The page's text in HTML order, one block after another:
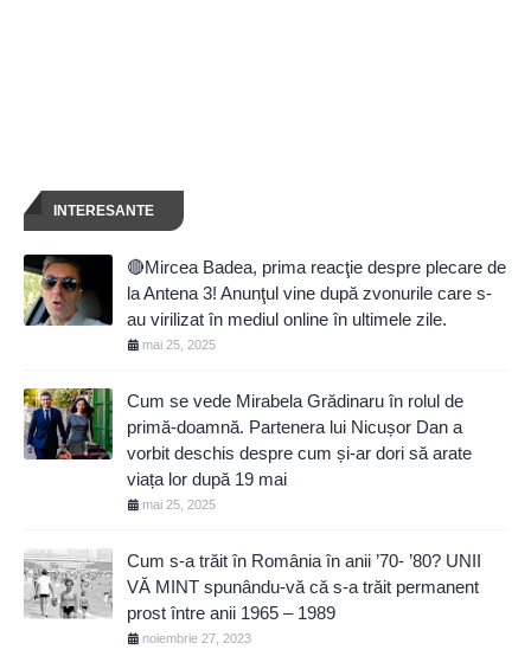
INTERESANTE
🔴Mircea Badea, prima reacţie despre plecare de
la Antena 3! Anunţul vine după zvonurile care s-
au virilizat în mediul online în ultimele zile.
mai 25, 2025
Cum se vede Mirabela Grădinaru în rolul de
primă-doamnă. Partenera lui Nicușor Dan a
vorbit deschis despre cum și-ar dori să arate
viața lor după 19 mai
mai 25, 2025
Cum s-a trăit în România în anii ’70- ’80? UNII
VĂ MINT spunându-vă că s-a trăit permanent
prost între anii 1965 – 1989
noiembrie 27, 2023